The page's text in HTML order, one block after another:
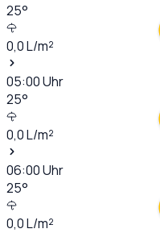
25°
0,0L/m²
05:00Uhr
25°
0,0L/m²
06:00Uhr
25°
0,0L/m²